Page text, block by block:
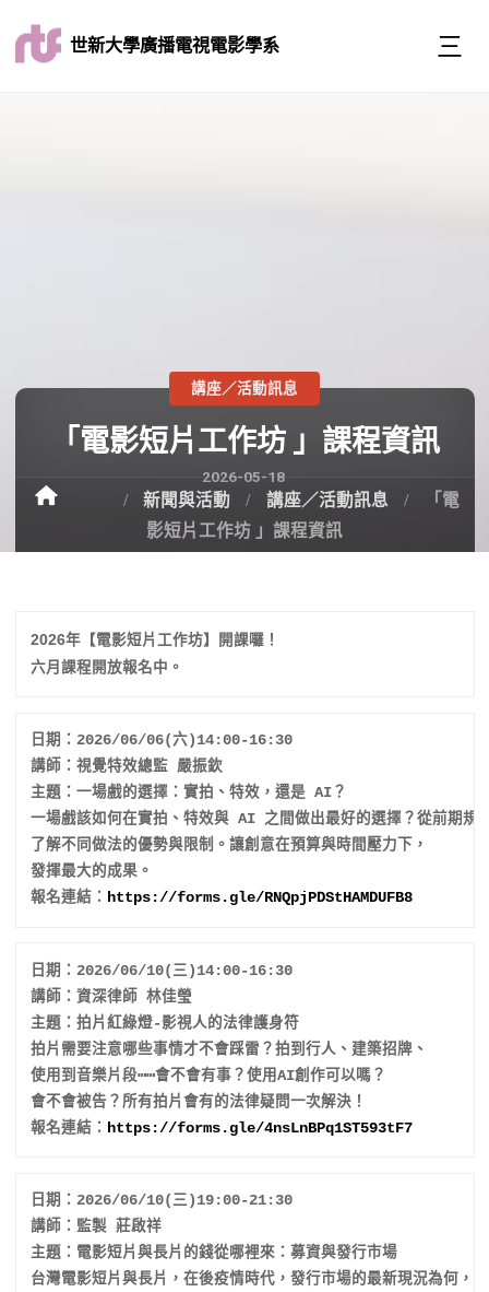
世新大學廣播電視電影學系
「電影短片工作坊 」課程資訊
2026-05-18
講座／活動訊息
新聞與活動 講座／活動訊息
「電
影短片工作坊 」課程資訊
2026年【電影短片工作坊】開課囉！
日期：2026/06/06(六)14:00-16:30
講師：視覺特效總監 嚴振欽
主題：一場戲的選擇：實拍、特效，還是 AI？
一場戲該如何在實拍、特效與 AI 之間做出最好的選擇？從前期規
了解不同做法的優勢與限制。讓創意在預算與時間壓力下，
發揮最大的成果。
報名連結： https://forms.gle/RNQpjPDStHAMDUFB8
日期：2026/06/10(三)14:00-16:30
講師：資深律師 林佳瑩
主題：拍片紅綠燈-影視人的法律護身符
拍片需要注意哪些事情才不會踩雷？拍到行人、建築招牌、
使用到音樂片段⋯⋯會不會有事？使用AI創作可以嗎？
會不會被告？所有拍片會有的法律疑問一次解決！
報名連結： https://forms.gle/4nsLnBPq1ST593tF7
日期：2026/06/10(三)19:00-21:30
講師：監製 莊啟祥
主題：電影短片與長片的錢從哪裡來：募資與發行市場
台灣電影短片與長片，在後疫情時代，發行市場的最新現況為何，